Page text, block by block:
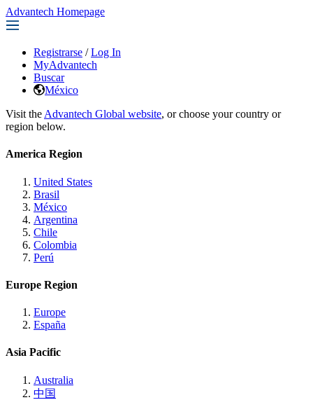
Advantech Homepage
Registrarse / Log In
MyAdvantech
Buscar
México
Visit the Advantech Global website, or choose your country or
region below.
America Region
United States
Brasil
México
Argentina
Chile
Colombia
Perú
Europe Region
Europe
España
Asia Pacific
Australia
中国